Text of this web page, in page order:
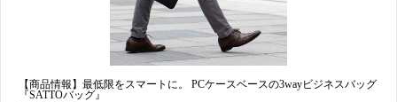
【商品情報】最低限をスマートに。 PCケースベースの3wayビジネスバッグ
『SATTOバッグ』